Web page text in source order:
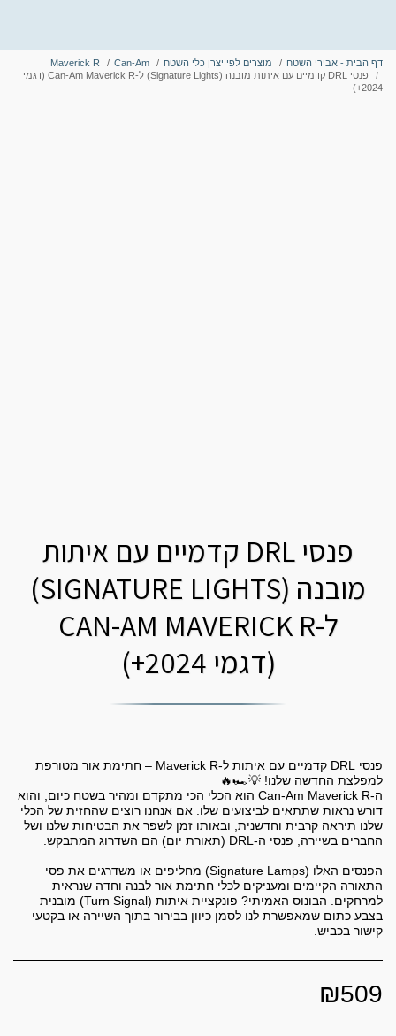
דף הבית - אבירי השטח מוצרים לפי יצרן כלי השטח Can-Am
Maverick R
פנסי DRL קדמיים עם איתות מובנה (Signature Lights) ל-Can-Am Maverick R (דגמי
2024+)
פנסי DRL קדמיים עם איתות
מובנה (SIGNATURE LIGHTS)
ל-CAN-AM MAVERICK R
(דגמי 2024+)
פנסי DRL קדמיים עם איתות ל-Maverick R – חתימת אור מטורפת
ה-Can-Am Maverick R הוא הכלי הכי מתקדם ומהיר בשטח כיום, והוא
דורש נראות שתתאים לביצועים שלו. אם אנחנו רוצים שהחזית של הכלי
שלנו תיראה קרבית וחדשנית, ובאותו זמן לשפר את הבטיחות שלנו ושל
הפנסים האלו (Signature Lamps) מחליפים או משדרגים את פסי
התאורה הקיימים ומעניקים לכלי חתימת אור לבנה וחדה שנראית
למרחקים. הבונוס האמיתי? פונקציית איתות (Turn Signal) מובנית
בצבע כתום שמאפשרת לנו לסמן כיוון בבירור בתוך השיירה או בקטעי
קישור בכביש.
₪509